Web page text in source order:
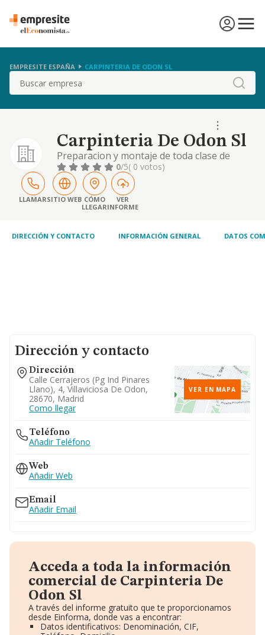
EMPRESITE ESPAÑA CARPINTERIA DE ODON SL
Buscar
Carpinteria De Odon Sl
Preparacion y montaje de toda clase de
obras de carpinteria de taller en cualquier
tipo de construccion. incluso empanelados y
ebanisteria en decoracion de edificios y
locales, de huecos, puertas, ventanas y
persianas de
0/5( 0 votos)
LLAMARSITIO WEB CÓMO
LLEGAR
VER
INFORME
DIRECCIÓN Y CONTACTO INFORMACIÓN GENERAL DATOS
Dirección y contacto
Dirección
Calle Cerrajeros (pg Ind Pinares
Llano), 4, Villaviciosa De Odon,
28670, Madrid
Como llegar
VER EN MAPA
Teléfono
Añadir Teléfono
Web
Añadir Web
Email
Añadir Email
Acceda a toda la información
comercial de Carpinteria De
Odon Sl
A través del informe gratuito que te proporcionamos
desde Einforma, donde vas a encontrar:
Datos identificativos: Denominación, CIF,